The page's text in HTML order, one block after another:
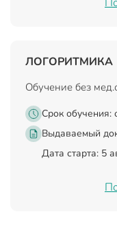
ЛОГОРИТМИКА
Обучение без
Срок обучения:
Выдаваемый
Дата старта: 5